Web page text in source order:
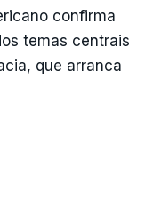
confirma
temas centrais
que arranca